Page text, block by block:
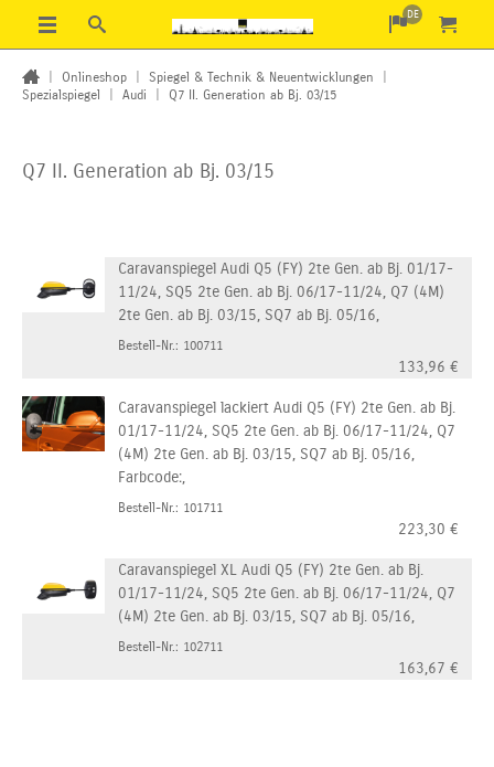
DE
Onlineshop Spiegel & Technik & Neuentwicklungen
Spezialspiegel
Audi Q7 II. Generation ab Bj. 03/15
Q7 II. Generation ab Bj. 03/15
Caravanspiegel Audi Q5 (FY) 2te Gen. ab Bj. 01/17-
11/24, SQ5 2te Gen. ab Bj. 06/17-11/24, Q7 (4M)
2te Gen. ab Bj. 03/15, SQ7 ab Bj. 05/16,
Bestell-Nr.: 100711
133,96 €
Caravanspiegel lackiert Audi Q5 (FY) 2te Gen. ab Bj.
01/17-11/24, SQ5 2te Gen. ab Bj. 06/17-11/24, Q7
(4M) 2te Gen. ab Bj. 03/15, SQ7 ab Bj. 05/16,
Farbcode:,
Bestell-Nr.: 101711
223,30 €
Caravanspiegel XL Audi Q5 (FY) 2te Gen. ab Bj.
01/17-11/24, SQ5 2te Gen. ab Bj. 06/17-11/24, Q7
(4M) 2te Gen. ab Bj. 03/15, SQ7 ab Bj. 05/16,
Bestell-Nr.: 102711
163,67 €